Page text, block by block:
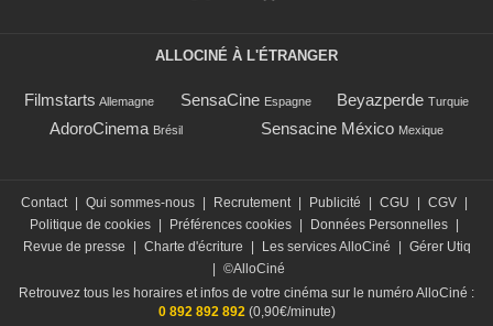
ALLOCINÉ À L'ÉTRANGER
Filmstarts Allemagne SensaCine Espagne Beyazperde Turquie
AdoroCinema Brésil Sensacine México Mexique
Contact Qui sommes-nous Recrutement Publicité CGU CGV
Politique de cookies
Préférences cookies Données Personnelles
Revue de presse
Charte d'écriture Les services AlloCiné
Gérer Utiq
©AlloCiné
Retrouvez tous les horaires et infos de votre cinéma sur le numéro AlloCiné :
0 892 892 892(0,90€/minute)